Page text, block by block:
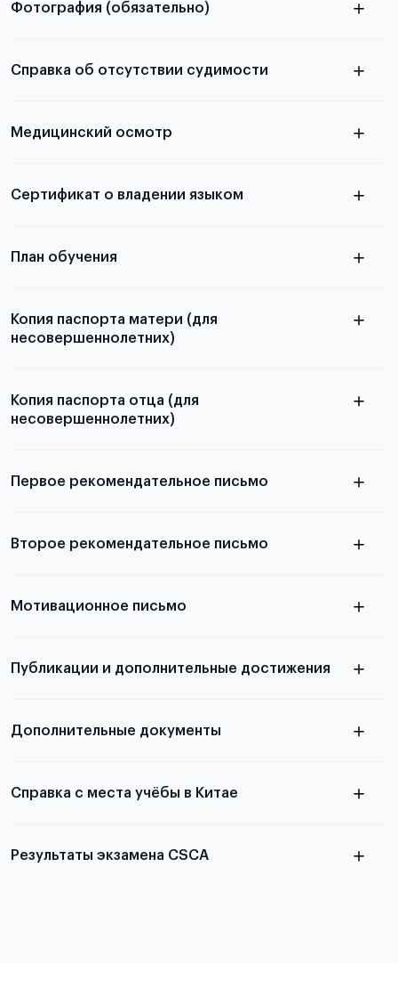
абитуриентов, изложена в статье.
Фотография (обязательно)
принимаются
Справка об отсутствии судимости
Медицинский осмотр
Для примеров заполнения и пустых
Сертификат о владении языком
План обучения
Копия паспорта матери (для
несовершеннолетних)
Копия паспорта отца (для
несовершеннолетних)
выезда
Первое рекомендательное письмо
письма
Второе рекомендательное письмо
письма
Мотивационное письмо
статье
Публикации и дополнительные достижения
Дополнительные документы
Справка с места учёбы в Китае
Результаты экзамена CSCA